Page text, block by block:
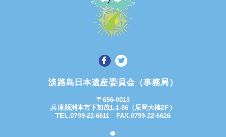
淡路島日本遺産委員会（事務局）
〒656-0013
兵庫縣洲本市下加茂1-1-86（辰岡大樓2F）
TEL.0799-22-6611 FAX.0799-22-6626